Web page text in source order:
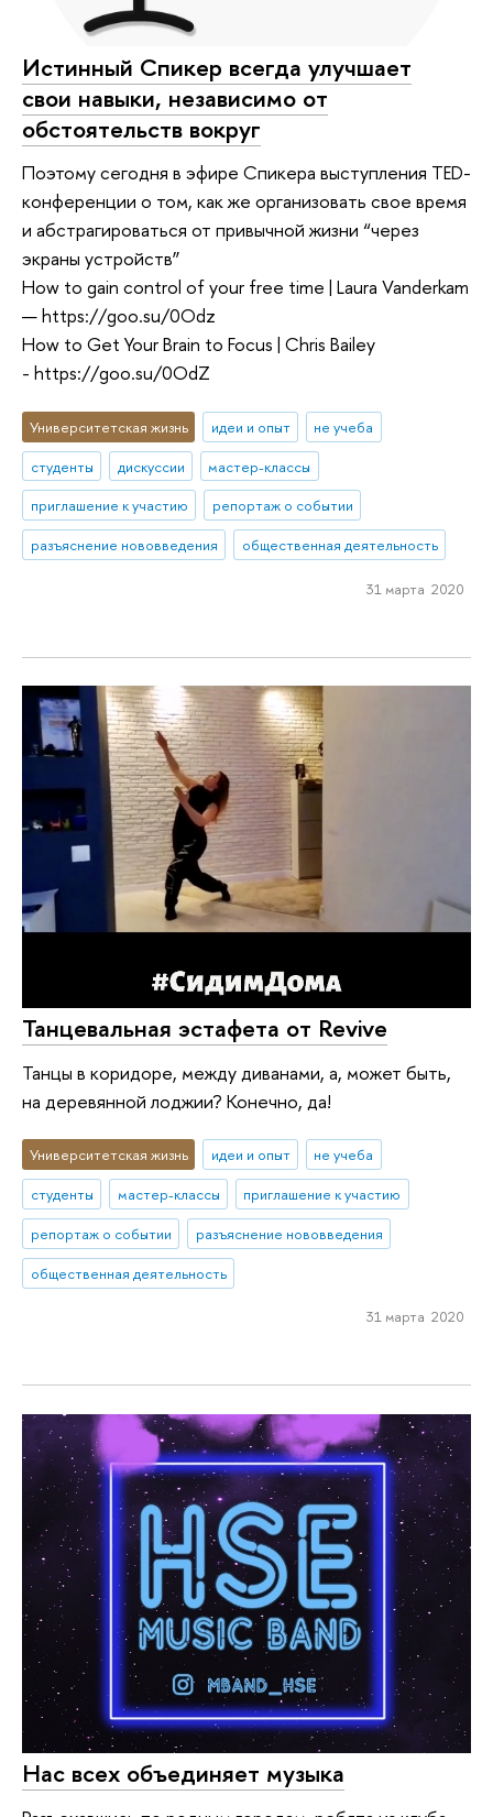
Истинный Спикер всегда улучшает
свои навыки, независимо от
обстоятельств вокруг
Поэтому сегодня в эфире Спикера выступления TED-
конференции о том, как же организовать свое время
и абстрагироваться от привычной жизни “через
экраны устройств”
How to gain control of your free time | Laura Vanderkam
— https://goo.su/0Odz
How to Get Your Brain to Focus | Chris Bailey
- https://goo.su/0OdZ
Университетская жизнь идеи и опыт
не учеба
студенты
дискуссии
мастер-классы
приглашение к участию
репортаж о событии
разъяснение нововведения
общественная деятельность
31 марта 2020
Танцевальная эстафета от Revive
Танцы в коридоре, между диванами, а, может быть,
на деревянной лоджии? Конечно, да!
Университетская жизнь идеи и опыт
не учеба
студенты
мастер-классы
приглашение к участию
репортаж о событии
разъяснение нововведения
общественная деятельность
31 марта 2020
Нас всех объединяет музыка